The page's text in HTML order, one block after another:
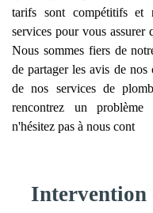
tarifs sont compétitifs et
services pour vous assurer
Nous sommes fiers de
de partager les avis de
de nos services de
rencontrez un problème
n'hésitez pas à nous cont
Intervention